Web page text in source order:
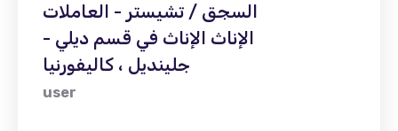
السجق / تشيستر - العاملات
الإناث الإناث في قسم ديلي -
جلينديل ، كاليفورنيا
user